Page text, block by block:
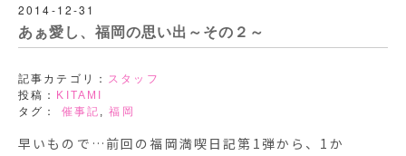
2014-12-31
あぁ愛し、福岡の思い出～その２～
記事カテゴリ：
スタッフ
投稿： KITAMI
タグ： 催事記 ,福岡
早いもので…前回の福岡満喫日記第1弾から、1か